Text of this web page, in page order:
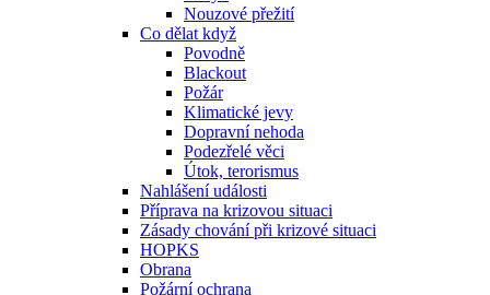
Nouzové přežití
Co dělat když
Povodně
Blackout
Požár
Klimatické jevy
Dopravní nehoda
Podezřelé věci
Útok, terorismus
Nahlášení události
Příprava na krizovou situaci
Zásady chování při krizové situaci
HOPKS
Obrana
Požární ochrana